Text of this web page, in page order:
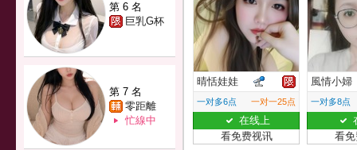
第 6 名
巨乳G杯
第 7 名
零距離
忙線中
晴恬娃娃
一对多6点 一对一25点
在线上
看免费视讯
風情小婦
一对多8点
看